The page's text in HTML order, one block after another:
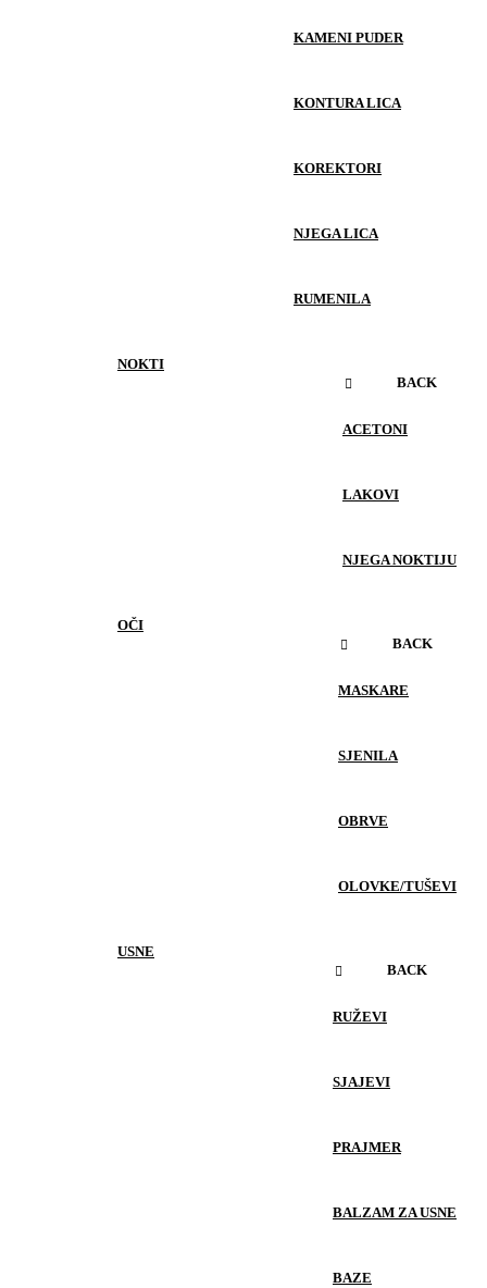
KAMENI PUDER
KONTURA LICA
KOREKTORI
NJEGA LICA
RUMENILA
NOKTI
BACK
ACETONI
LAKOVI
NJEGA NOKTIJU
OČI
BACK
MASKARE
SJENILA
OBRVE
OLOVKE/TUŠEVI
USNE
BACK
RUŽEVI
SJAJEVI
PRAJMER
BALZAM ZA USNE
BAZE